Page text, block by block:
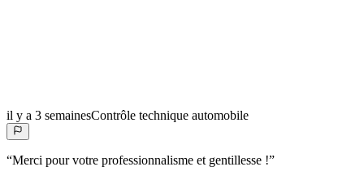
il y a 3 semainesContrôle technique automobile
“Merci pour votre professionnalisme et gentillesse !”